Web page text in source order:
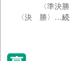
〈準決勝
〈決 勝〉…